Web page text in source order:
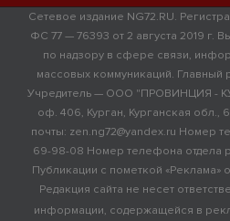
Сетевое издание NG72.RU.
ФС 77 — 76393 от 2 августа 2019 г.
по надзору в сфере связи,
массовых коммуникаций.
Учредитель — ООО "ПРОВИНЦИЯ -
оф. 406, Курган, Курганская обл.,
почты: zen.ng72@yandex.ru Номер
69-98-08 Номер телефона отдела
Публикации с пометкой «Реклама»
Редакция сайта не несет
информации, содержащейся в